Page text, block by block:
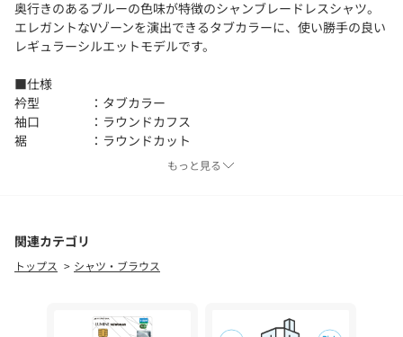
奥行きのあるブルーの色味が特徴のシャンブレードレスシャツ。
エレガントなVゾーンを演出できるタブカラーに、使い勝手の良い
レギュラーシルエットモデルです。
■仕様
衿型 ：タブカラー
袖口 ：ラウンドカフス
裾 ：ラウンドカット
ノサイズ化し、生地に付与する事で、抗菌防臭機能を持たせた
「AG FRESH」を施した、ファッション性と機能性を両立した一
着。
もっと見る
関連カテゴリ
トップス シャツ・ブラウス